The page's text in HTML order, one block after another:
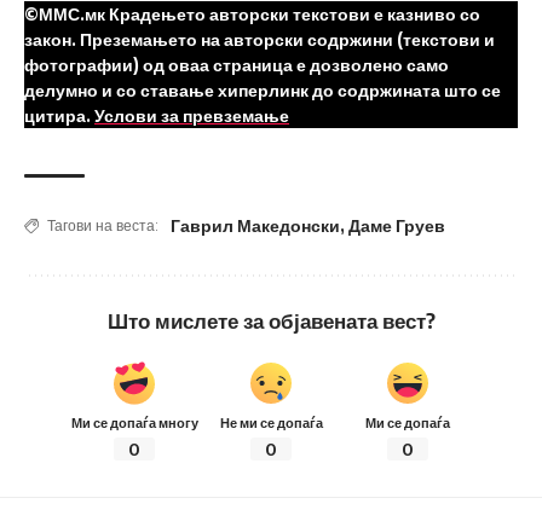
©ММС.мк Крадењето авторски текстови е казниво со
закон. Преземањето на авторски содржини (текстови и
фотографии) од оваа страница е дозволено само
делумно и со ставање хиперлинк до содржината што се
цитира. Услови за превземање
Тагови на веста: Гаврил Македонски, Даме Груев
Што мислете за објавената вест?
Ми се допаѓа многу
0
Не ми се допаѓа
0
Ми се допаѓа
0